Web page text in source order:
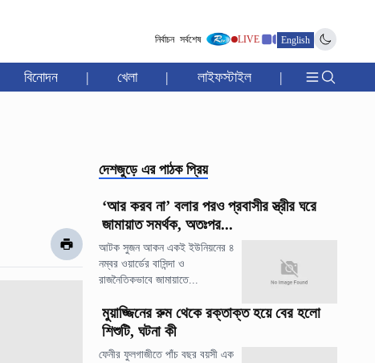
নির্বাচন সর্বশেষ LIVE English
বিনোদন | খেলা | লাইফস্টাইল |
দেশজুড়ে এর পাঠক প্রিয়
‘আর করব না’ বলার পরও প্রবাসীর স্ত্রীর ঘরে
জামায়াত সমর্থক, অতঃপর...
আটক সুজন আকন একই ইউনিয়নের ৪
নম্বর ওয়ার্ডের বাসিন্দা ও
রাজনৈতিকভাবে জামায়াতে...
মুয়াজ্জিনের রুম থেকে রক্তাক্ত হয়ে বের হলো
শিশুটি, ঘটনা কী
ফেনীর ফুলগাজীতে পাঁচ বছর বয়সী এক